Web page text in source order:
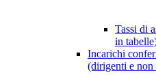
Tassi di
in
Incarichi
(dirigenti e